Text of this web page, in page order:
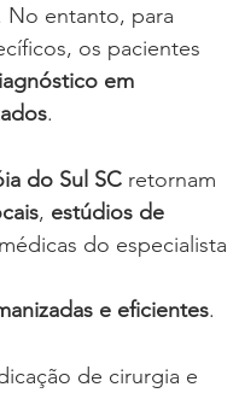
entanto, para
os pacientes
em
.
do Sul SC retornam
, estúdios de
do especialista
e eficientes.
de cirurgia e